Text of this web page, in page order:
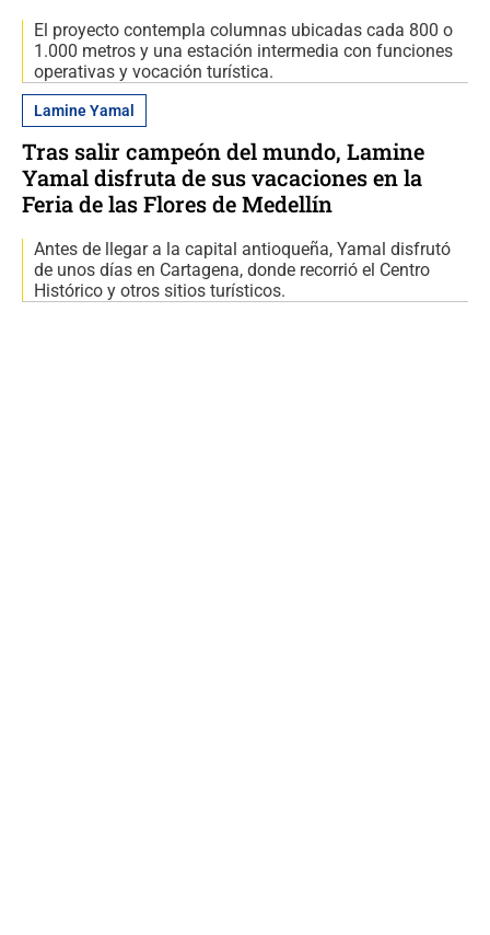
El proyecto contempla columnas ubicadas cada 800 o
1.000 metros y una estación intermedia con funciones
operativas y vocación turística.
Lamine Yamal
Tras salir campeón del mundo, Lamine
Yamal disfruta de sus vacaciones en la
Feria de las Flores de Medellín
Antes de llegar a la capital antioqueña, Yamal disfrutó
de unos días en Cartagena, donde recorrió el Centro
Histórico y otros sitios turísticos.